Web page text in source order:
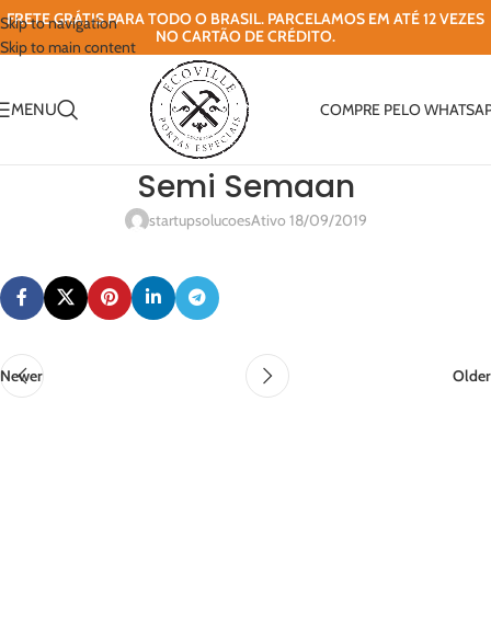
Skip to navigation
Skip to main content
FRETE GRÁTIS PARA TODO O BRASIL. PARCELAMOS EM ATÉ 12 VEZES
NO CARTÃO DE CRÉDITO.
MENU COMPRE PELO
Semi Semaan
startupsolucoesAtivo 18/09/2019
Newer Older